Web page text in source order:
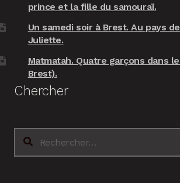
prince et la fille du samouraï.
Un samedi soir à Brest. Au pays
Juliette.
Matmatah. Quatre garçons dans
Brest).
Chercher
Rechercher :